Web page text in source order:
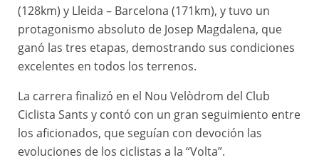
(128km) y Lleida – Barcelona (171km), y tuvo un
protagonismo absoluto de Josep Magdalena, que
ganó las tres etapas, demostrando sus condiciones
excelentes en todos los terrenos.
La carrera finalizó en el Nou Velòdrom del Club
Ciclista Sants y contó con un gran seguimiento entre
los aficionados, que seguían con devoción las
evoluciones de los ciclistas a la “Volta”.